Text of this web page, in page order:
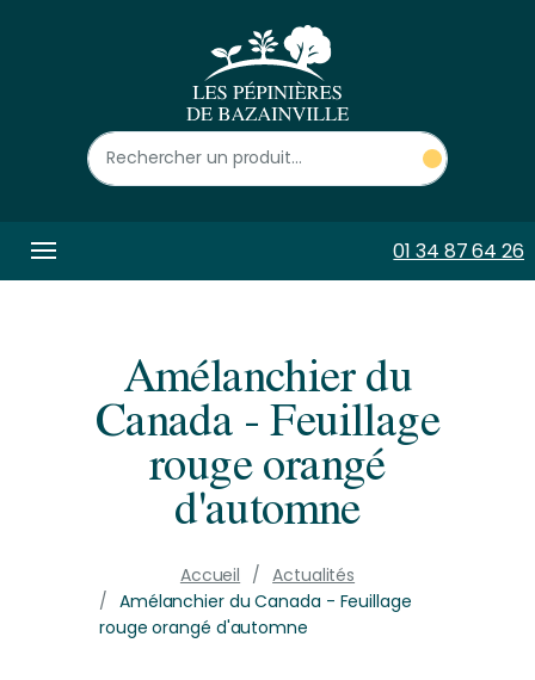
01 34 87 64 26
Amélanchier du
Canada - Feuillage
rouge orangé
d'automne
Accueil
Actualités
Amélanchier du Canada - Feuillage
rouge orangé d'automne